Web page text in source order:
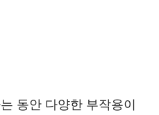
동안 다양한 부작용이